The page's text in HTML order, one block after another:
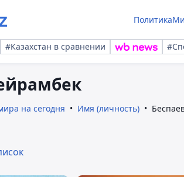
Политика
#Казахстан в сравнении
на сегодня Имя (личность)